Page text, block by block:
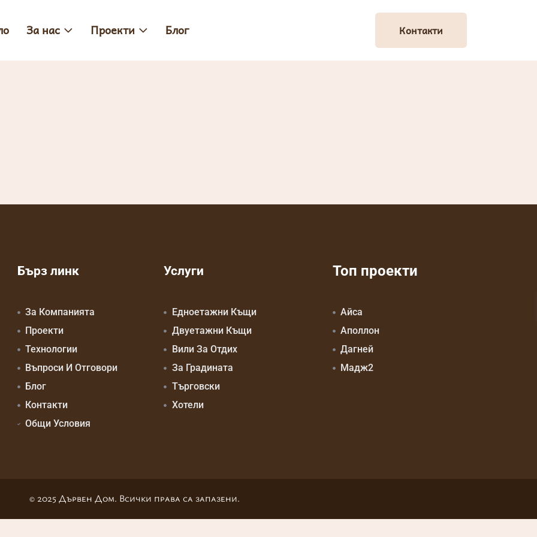
За нас Проекти Блог Контакти
Бърз линк
За Компанията
Проекти
Технологии
Въпроси И Отговори
Блог
Контакти
Общи Условия
Услуги
Едноетажни Къщи
Двуетажни Къщи
Вили За Отдих
За Градината
Търговски
Хотели
Топ проекти
Айса
Аполлон
Дагней
Мадж2
© 2025 Дървен Дом. Всички права са запазени.